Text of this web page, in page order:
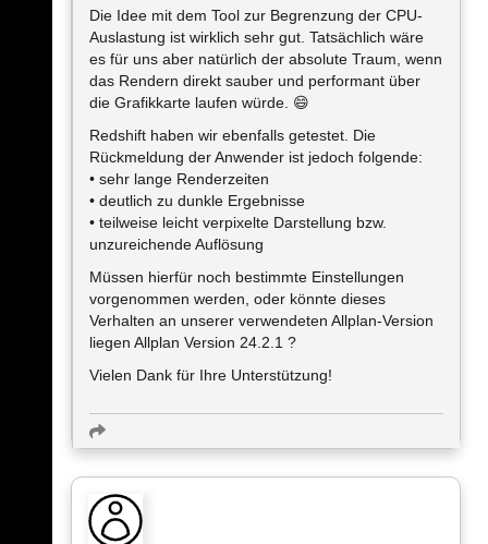
Die Idee mit dem Tool zur Begrenzung der CPU-
Auslastung ist wirklich sehr gut. Tatsächlich wäre
es für uns aber natürlich der absolute Traum, wenn
das Rendern direkt sauber und performant über
die Grafikkarte laufen würde. 😄
Redshift haben wir ebenfalls getestet. Die
Rückmeldung der Anwender ist jedoch folgende:
• sehr lange Renderzeiten
• deutlich zu dunkle Ergebnisse
• teilweise leicht verpixelte Darstellung bzw.
unzureichende Auflösung
Müssen hierfür noch bestimmte Einstellungen
vorgenommen werden, oder könnte dieses
Verhalten an unserer verwendeten Allplan-Version
liegen Allplan Version 24.2.1 ?
Vielen Dank für Ihre Unterstützung!